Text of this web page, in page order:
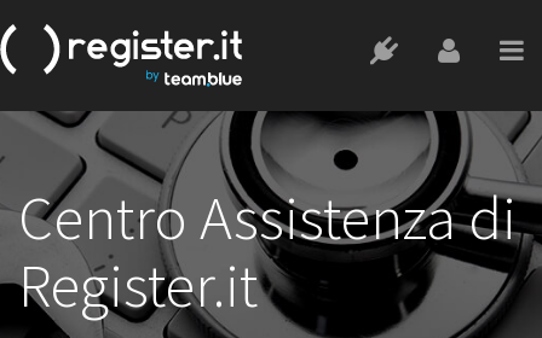
Centro Assistenza di
Register.it